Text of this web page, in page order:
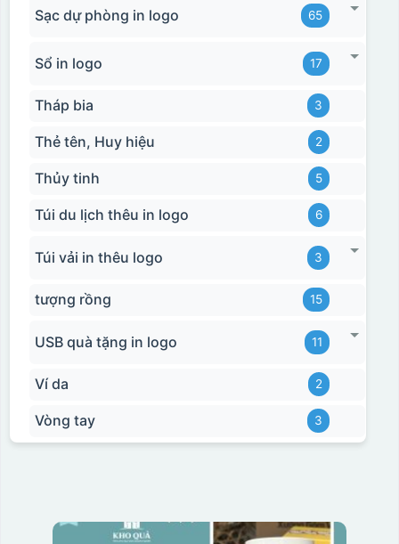
Sạc dự phòng in logo 65
Sổ in logo 17
Tháp bia 3
Thẻ tên, Huy hiệu 2
Thủy tinh 5
Túi du lịch thêu in logo 6
Túi vải in thêu logo 3
tượng rồng 15
USB quà tặng in logo 11
Ví da 2
Vòng tay 3